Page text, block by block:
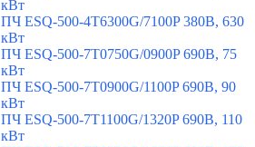
кВт
ПЧ ESQ-500-4T6300G/7100P 380В, 630
кВт
ПЧ ESQ-500-7T0750G/0900P 690В, 75
кВт
ПЧ ESQ-500-7T0900G/1100P 690В, 90
кВт
ПЧ ESQ-500-7T1100G/1320P 690В, 110
кВт